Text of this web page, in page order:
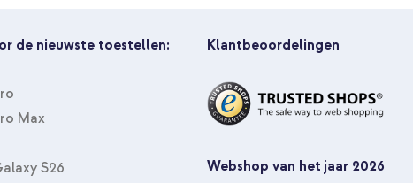
de nieuwste toestellen:
Max
S26
Klantbeoordelingen
Webshop van het jaar 2026